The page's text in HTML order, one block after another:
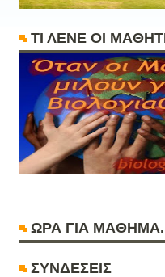
ΤΙ ΛΕΝΕ ΟΙ
ΩΡΑ ΓΙΑ
ΣΥΝΔΕΣΕΙΣ